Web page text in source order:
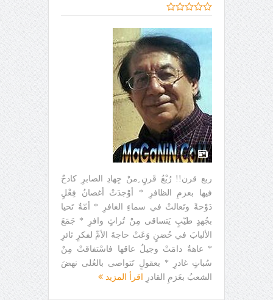
ربع قرن!! رُبْعُ قَرنٍ ِمنْ جِهادِ الصابرِ كادحٌ
فيها بعزمِ الظافرِ * أوْجدَتْ أغصانُ فِعْلٍ
دَوْحةً وتَعالتْ في سماءِ الغافرِ * أمّةٌ تَحيا
بجُهدٍ طيّبٍ يَتساقى مِنْ تُراثٍ وافرِ * جَمَعَ
الألبابَ في حُضنٍ وَعَتْ حاجةَ الأمِّ لفكرٍ ثائرِ
* عاهةٌ دامَتْ وجيلٌ عاقها فاسْتفاقتْ مِنْ
سُباتٍ غادرِ * بعقولٍ تَتواصى بالعُلى نهضَ
الشعبُ بعَزمِ القادرِ اقرأ المزيد